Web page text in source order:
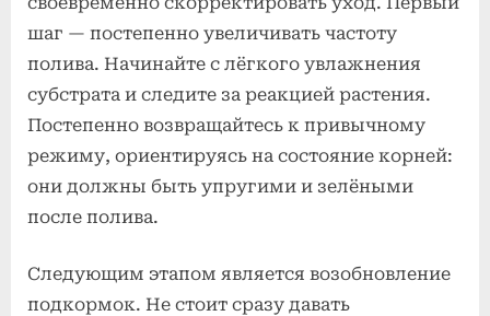
шаг — постепенно увеличивать частоту
полива. Начинайте с лёгкого увлажнения
субстрата и следите за реакцией растения.
Постепенно возвращайтесь к привычному
режиму, ориентируясь на состояние корней:
они должны быть упругими и зелёными
после полива.
Следующим этапом является возобновление
подкормок. Не стоит сразу давать